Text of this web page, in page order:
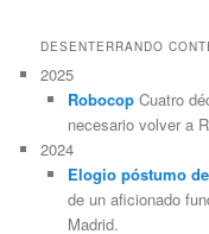
DESENTERRANDO
2025
RobocopCuatro
necesario volver a
2024
Elogio póstumo
de un aficionado
Madrid.